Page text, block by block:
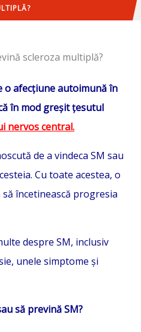
o afecțiune autoimună în
în mod greșit țesutul
nervos central.
de a vindeca SM sau
Cu toate acestea, o
încetinească progresia
despre SM, inclusiv
unele simptome și
să prevină SM?